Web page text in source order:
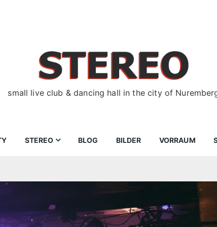
small live club & dancing hall in the city of
STEREO BLOG BILDER VORRAUM